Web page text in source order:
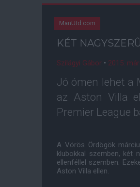
ManUtd.com
KÉT
Szilágyi Gábor • 2015.
Jó ómen lehet a
az Aston Villa
Premier League
A Vörös Ördögök
klubokkal szemben, két
ellenféllel szemben.
Aston Villa ellen.